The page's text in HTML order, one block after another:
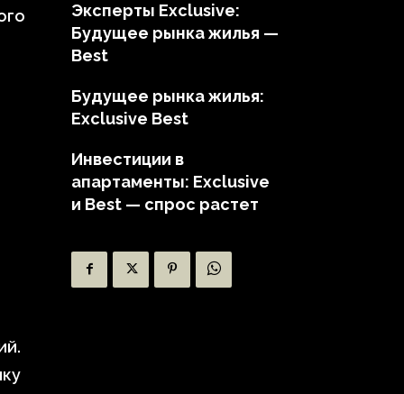
Эксперты Exclusive:
Будущее рынка жилья —
Best
Будущее рынка жилья:
Exclusive Best
Инвестиции в
апартаменты: Exclusive
и Best — спрос растет